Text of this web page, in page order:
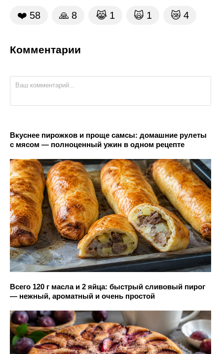
❤️ 58 🙏 8 😹 1 🙀 1 😿 4
Комментарии
Вкуснее пирожков и проще самсы: домашние рулеты
с мясом — полноценный ужин в одном рецепте
Всего 120 г масла и 2 яйца: быстрый сливовый пирог
— нежный, ароматный и очень простой